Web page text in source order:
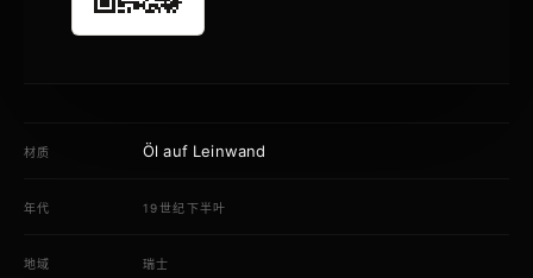
材质 Öl auf Leinwand
年代 19世纪下半叶
地域 瑞士